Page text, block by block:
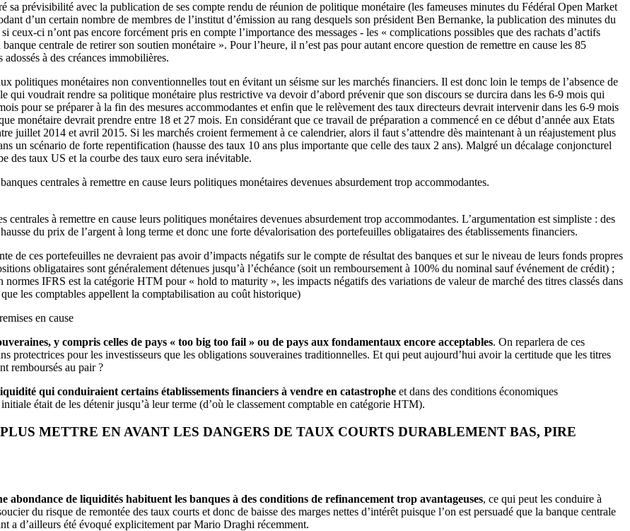
sa prévisibilité avec la publication de ses compte rendu de réunion de politique monétaire (les fameuses minutes du Fédéral Open Market
d’un certain nombre de membres de l’institut d’émission au rang desquels son président Ben Bernanke, la publication des minutes du
ci n’ont pas encore forcément pris en compte l’importance des messages - les « complications possibles que des rachats d’actifs
centrale de retirer son soutien monétaire ». Pour l’heure, il n’est pas pour autant encore question de remettre en cause les 85
à des créances immobilières.
politiques monétaires non conventionnelles tout en évitant un séisme sur les marchés financiers. Il est donc loin le temps de l’absence de
qui voudrait rendre sa politique monétaire plus restrictive va devoir d’abord prévenir que son discours se durcira dans les 6-9 mois qui
pour se préparer à la fin des mesures accommodantes et enfin que le relèvement des taux directeurs devrait intervenir dans les 6-9 mois
monétaire devrait prendre entre 18 et 27 mois. En considérant que ce travail de préparation a commencé en ce début d’année aux Etats
juillet 2014 et avril 2015. Si les marchés croient fermement à ce calendrier, alors il faut s’attendre dès maintenant à un réajustement plus
un scénario de forte repentification (hausse des taux 10 ans plus importante que celle des taux 2 ans). Malgré un décalage conjoncturel
des taux US et la courbe des taux euro sera inévitable.
centrales à remettre en cause leurs politiques monétaires devenues absurdement trop accommodantes.
à remettre en cause leurs politiques monétaires devenues absurdement trop accommodantes. L’argumentation est simpliste : des
du prix de l’argent à long terme et donc une forte dévalorisation des portefeuilles obligataires des établissements financiers.
de ces portefeuilles ne devraient pas avoir d’impacts négatifs sur le compte de résultat des banques et sur le niveau de leurs fonds propres
obligataires sont généralement détenues jusqu’à l’échéance (soit un remboursement à 100% du nominal sauf événement de crédit) ;
normes IFRS est la catégorie HTM pour « hold to maturity », les impacts négatifs des variations de valeur de marché des titres classés dans
les comptables appellent la comptabilisation au coût historique)
en cause
y compris celles de pays « too big too fail » ou de pays aux fondamentaux encore acceptables. On reparlera de ces
protectrices pour les investisseurs que les obligations souveraines traditionnelles. Et qui peut aujourd’hui avoir la certitude que les titres
remboursés au pair ?
qui conduiraient certains établissements financiers à vendre en catastrophe et dans des conditions économiques
était de les détenir jusqu’à leur terme (d’où le classement comptable en catégorie HTM).
METTRE EN AVANT LES DANGERS DE TAUX COURTS DURABLEMENT BAS, PIRE
abondance de liquidités habituent les banques à des conditions de refinancement trop avantageuses, ce qui peut les conduire à
du risque de remontée des taux courts et donc de baisse des marges nettes d’intérêt puisque l’on est persuadé que la banque centrale
a d’ailleurs été évoqué explicitement par Mario Draghi récemment.